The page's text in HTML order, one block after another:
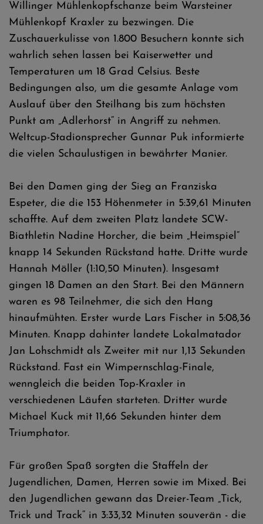
Willinger Mühlenkopfschanze beim Warsteiner
Mühlenkopf Kraxler zu bezwingen. Die
Zuschauerkulisse von 1.800 Besuchern konnte sich
wahrlich sehen lassen bei Kaiserwetter und
Temperaturen um 18 Grad Celsius. Beste
Bedingungen also, um die gesamte Anlage vom
Auslauf über den Steilhang bis zum höchsten
Punkt am „Adlerhorst“ in Angriff zu nehmen.
Weltcup-Stadionsprecher Gunnar Puk informierte
die vielen Schaulustigen in bewährter Manier.
Bei den Damen ging der Sieg an Franziska
Espeter, die die 153 Höhenmeter in 5:39,61 Minuten
schaffte. Auf dem zweiten Platz landete SCW-
Biathletin Nadine Horcher, die beim „Heimspiel“
knapp 14 Sekunden Rückstand hatte. Dritte wurde
Hannah Möller (1:10,50 Minuten). Insgesamt
gingen 18 Damen an den Start. Bei den Männern
waren es 98 Teilnehmer, die sich den Hang
hinaufmühten. Erster wurde Lars Fischer in 5:08,36
Minuten. Knapp dahinter landete Lokalmatador
Jan Lohschmidt als Zweiter mit nur 1,13 Sekunden
Rückstand. Fast ein Wimpernschlag-Finale,
wenngleich die beiden Top-Kraxler in
verschiedenen Läufen starteten. Dritter wurde
Michael Kuck mit 11,66 Sekunden hinter dem
Triumphator.
Für großen Spaß sorgten die Staffeln der
Jugendlichen, Damen, Herren sowie im Mixed. Bei
den Jugendlichen gewann das Dreier-Team „Tick,
Trick und Track“ in 3:33,32 Minuten souverän - die